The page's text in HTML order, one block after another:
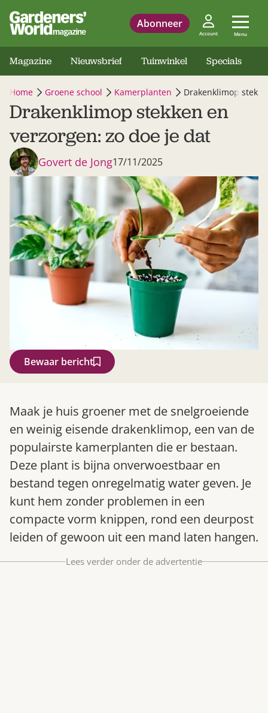
Abonneer
Account Menu
Gardeners’ World 08/2026
Bestel nu
Magazine Nieuwsbrief Tuinwinkel Specials
Home Groene school Kamerplanten Drakenklimop
Drakenklimop stekken en
verzorgen: zo doe je dat
Govert de Jong17/11/2025
Bewaar bericht
Maak je huis groener met de snelgroeiende
en weinig eisende drakenklimop, een van de
populairste kamerplanten die er bestaan.
Deze plant is bijna onverwoestbaar en
bestand tegen onregelmatig water geven. Je
kunt hem zonder problemen in een
compacte vorm knippen, rond een deurpost
leiden of gewoon uit een mand laten hangen.
Lees verder onder de advertentie